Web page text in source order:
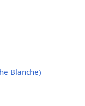
Blanche)